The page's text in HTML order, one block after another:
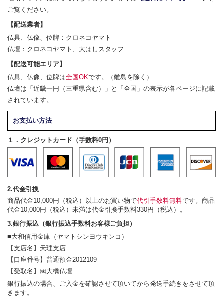
ご覧ください。
【配送業者】
仏具、仏像、位牌：クロネコヤマト
仏壇：クロネコヤマト、大はしスタッフ
【配送可能エリア】
仏具、仏像、位牌は全国OKです。（離島を除く）
仏壇は「近畿一円（三重県含む）」と「全国」の表示が各ページに記載
されています。
お支払い方法
１．クレジットカード（手数料0円）
2.代金引換
商品代金10,000円（税込）以上のお買い物で代引手数料無料です。商品
代金10,000円（税込）未満は代金引換手数料330円（税込）。
3.銀行振込（銀行振込手数料お客様ご負担）
■大和信用金庫（ヤマトシンヨウキンコ）
【支店名】天理支店
【口座番号】普通預金2012109
【受取名】㈱大橋仏壇
銀行振込の場合、ご入金を確認させて頂いてから発送手続きをさせて頂
きます。